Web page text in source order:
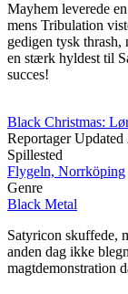
Mayhem leverede
mens Tribulation
gedigen tysk thrash,
en stærk hyldest til
succes!
Black Christmas:
Reportager Updated
Spillested
Flygeln, Norrköping
Genre
Black Metal
Satyricon skuffede,
anden dag ikke
magtdemonstration